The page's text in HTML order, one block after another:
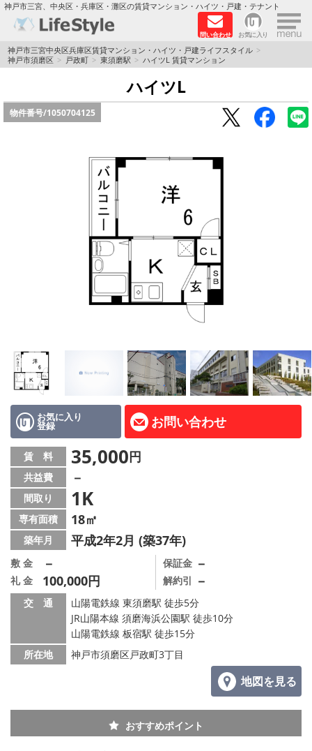
神戸市三宮、中央区・兵庫区・灘区の賃貸マンション・ハイツ・戸建・テナント
問い合わせ お気に入り ×
TOPページ
神戸の単身向けマンション特集
新築物件
リノベーション物件
地域から探す
地図から探す
店舗情報·アクセス
会社概要
メールでお問い合わせ
神戸市三宮中央区兵庫区賃貸マンション・ハイツ・戸建ライフスタイル
神戸市須磨区
戸政町 東須磨駅 ハイツL 賃貸マンション
ハイツL
物件番号/1050704125
お気に入り
登録 お問い合わせ
賃 料 35,000円
共益費 －
間取り 1K
専有面積 18㎡
築年月 平成2年2月 (築37年)
敷 金 －
礼 金 100,000円
保証金 －
解約引 －
交 通
山陽電鉄線 東須磨駅 徒歩5分
JR山陽本線 須磨海浜公園駅 徒歩10分
山陽電鉄線 板宿駅 徒歩15分
所在地
神戸市須磨区戸政町3丁目
地図を見る
おすすめポイント